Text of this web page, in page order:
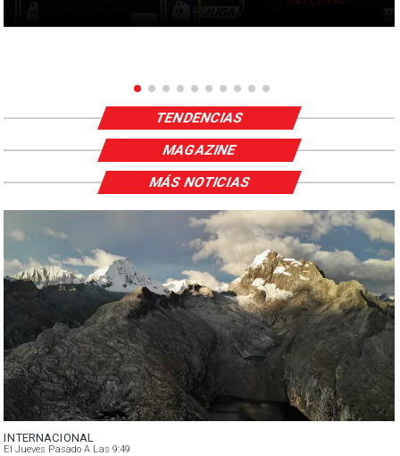
TENDENCIAS
MAGAZINE
INTERNACIONAL
El Jueves Pasado A Las 9:49
MÁS NOTICIAS